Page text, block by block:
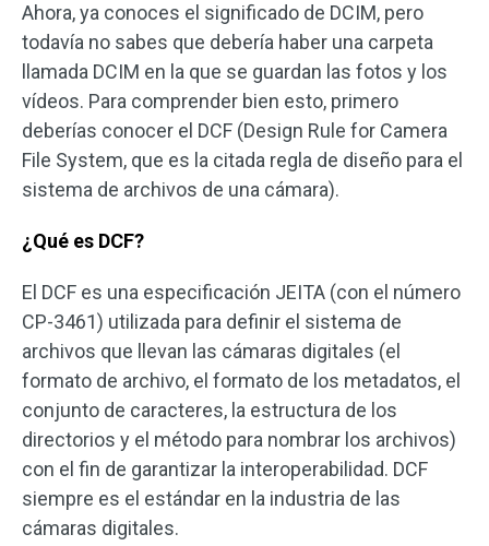
Ahora, ya conoces el significado de DCIM, pero
todavía no sabes que debería haber una carpeta
llamada DCIM en la que se guardan las fotos y los
vídeos. Para comprender bien esto, primero
deberías conocer el DCF (Design Rule for Camera
File System, que es la citada regla de diseño para el
sistema de archivos de una cámara).
¿Qué es DCF?
El DCF es una especificación JEITA (con el número
CP-3461) utilizada para definir el sistema de
archivos que llevan las cámaras digitales (el
formato de archivo, el formato de los metadatos, el
conjunto de caracteres, la estructura de los
directorios y el método para nombrar los archivos)
con el fin de garantizar la interoperabilidad. DCF
siempre es el estándar en la industria de las
cámaras digitales.